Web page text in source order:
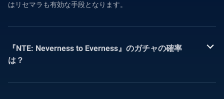
はリセマラも有効な手段となります。
『NTE: Neverness to Everness』のガチャの確率
は？